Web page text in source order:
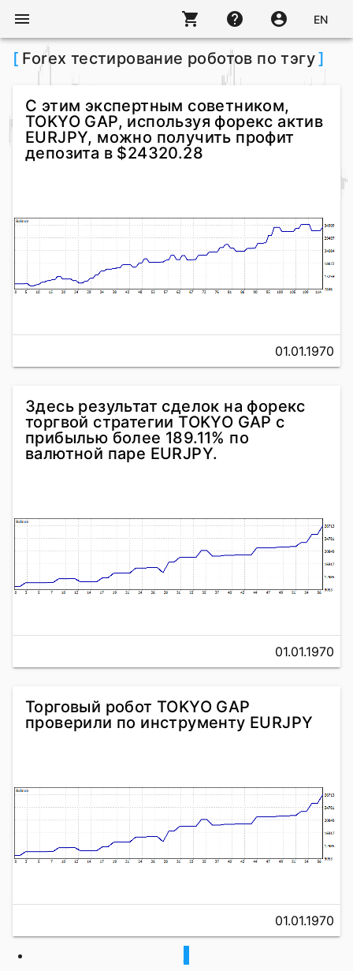
menu shopping_cart help account_circle EN
[ Forex тестирование роботов по тэгу]
С этим экспертным советником,
TOKYO GAP, используя форекс актив
EURJPY, можно получить профит
депозита в $24320.28
01.01.1970
Здесь результат сделок на форекс
торгвой стратегии TOKYO GAP с
прибылью более 189.11% по
валютной паре EURJPY.
01.01.1970
Торговый робот TOKYO GAP
проверили по инструменту EURJPY
01.01.1970